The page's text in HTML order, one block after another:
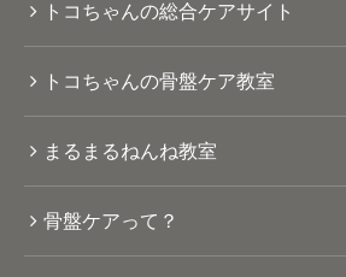
トコちゃんの総合ケアサイト
トコちゃんの骨盤ケア教室
まるまるねんね教室
骨盤ケアって？